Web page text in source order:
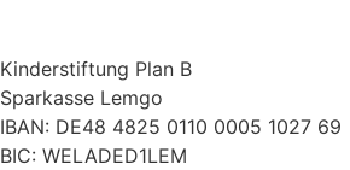
Kinderstiftung Plan B
Sparkasse Lemgo
IBAN: DE48 4825 0110 0005 1027 69
BIC: WELADED1LEM